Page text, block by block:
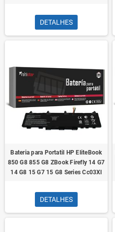
DETALHES
Bateria para Portatil HP EliteBook
850 G8 855 G8 ZBook Firefly 14 G7
14 G8 15 G7 15 G8 Series Cc03Xl
DETALHES